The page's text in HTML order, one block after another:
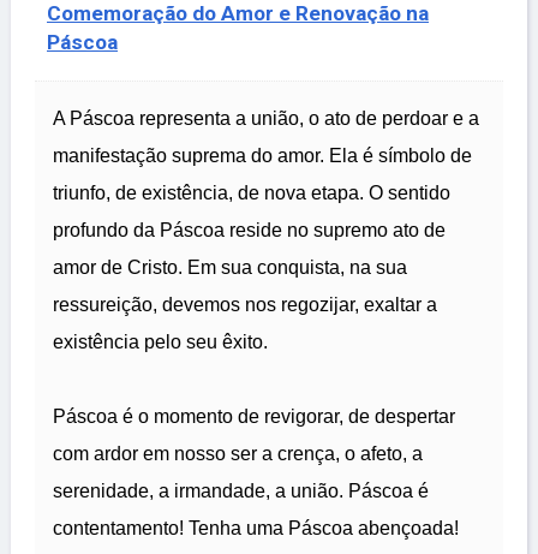
Comemoração do Amor e Renovação na
Páscoa
A Páscoa representa a união, o ato de perdoar e a
manifestação suprema do amor. Ela é símbolo de
triunfo, de existência, de nova etapa. O sentido
profundo da Páscoa reside no supremo ato de
amor de Cristo. Em sua conquista, na sua
ressureição, devemos nos regozijar, exaltar a
existência pelo seu êxito.
Páscoa é o momento de revigorar, de despertar
com ardor em nosso ser a crença, o afeto, a
serenidade, a irmandade, a união. Páscoa é
contentamento! Tenha uma Páscoa abençoada!